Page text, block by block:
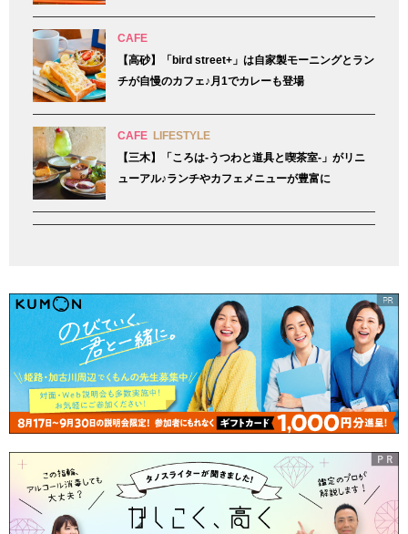
CAFE
【高砂】「bird street+」は自家製モーニングとラン
チが自慢のカフェ♪月1でカレーも登場
CAFE LIFESTYLE
【三木】「ころは-うつわと道具と喫茶室-」がリニ
ューアル♪ランチやカフェメニューが豊富に